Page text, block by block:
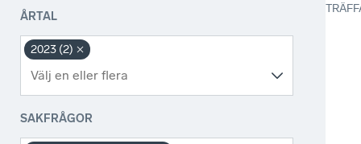
ÅRTAL
2023 (2)
SAKFRÅGOR